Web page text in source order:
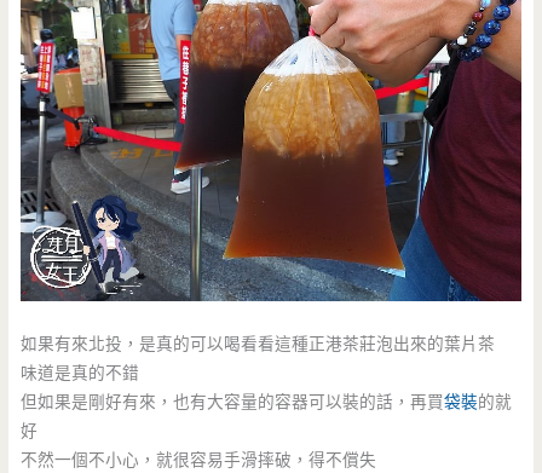
如果有來北投，是真的可以喝看看這種正港茶莊泡出來的葉片茶
味道是真的不錯
但如果是剛好有來，也有大容量的容器可以裝的話，再買袋裝的就
好
不然一個不小心，就很容易手滑摔破，得不償失